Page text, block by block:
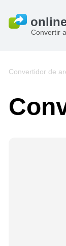
Convertir
Convertidor de